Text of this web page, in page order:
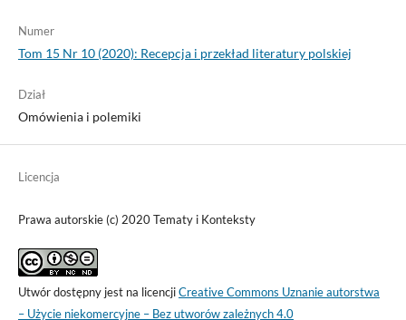
Numer
Tom 15 Nr 10 (2020): Recepcja i przekład literatury polskiej
Dział
Omówienia i polemiki
Licencja
Prawa autorskie (c) 2020 Tematy i Konteksty
Utwór dostępny jest na licencjiCreative Commons Uznanie autorstwa
– Użycie niekomercyjne – Bez utworów zależnych 4.0